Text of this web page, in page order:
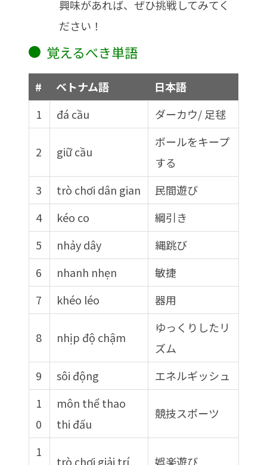
興味があれば、ぜひ挑戦してみてく
ださい！
覚えるべき単語
# ベトナム語
日本語
1
đá cầu ダーカウ/ 足毬
2 giữ cầu
ボールをキープ
する
3
trò chơi dân gian
民間遊び
4
kéo co
綱引き
5
nhảy dây
縄跳び
6
nhanh nhẹn
敏捷
7
khéo léo 器用
8 nhịp độ chậm
ゆっくりしたリ
ズム
9
sôi động
エネルギッシュ
1
0
môn thể thao
thi đấu
競技スポーツ
1
trò chơi giải trí 娯楽遊び